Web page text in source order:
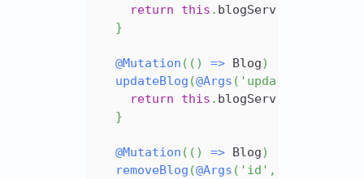
return
this . blogService
}
@Mutation ( ( ) => Blog)
updateBlog (@Args ( 'updateBlogInput'
return
this . blogService
}
@Mutation ( ( ) => Blog)
removeBlog (@Args ( 'id' ,